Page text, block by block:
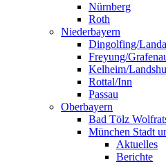
Nürnberg
Roth
Niederbayern
Dingolfing/
Freyung/
Kelheim/
Rottal/Inn
Passau
Oberbayern
Bad Tölz
München Stadt
Aktuelles
Berichte